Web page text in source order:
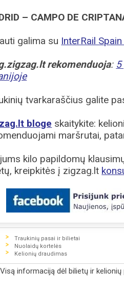
– CAMPO DE
galima su InterRail
rekomenduoja:
tvarkaraščius galite
bloge skaitykite:
maršrutai,
kilo papildomų
kreipkitės į zigzag.lt
Traukinių pasai ir bilietai
Nuolaidų kortelės
Kelionių draudimas
informaciją dėl bilietų ir